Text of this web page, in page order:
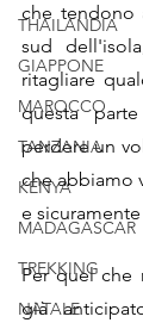
THAILANDIA
GIAPPONE
MAROCCO
TANZANIA
KENYA
MADAGASCAR
TREKKING
NATALE
che tendono
sud
ritagliare
questa
perdere un
che abbiamo
e
Per quel che
già